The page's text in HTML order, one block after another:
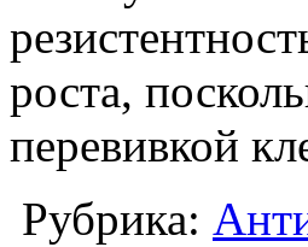
роста,
перевивкой
Рубрика: